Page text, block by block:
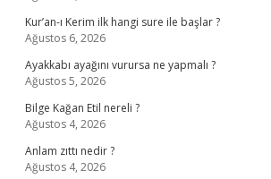
Kur’an-ı Kerim ilk hangi sure ile başlar ?
Ağustos 6, 2026
Ayakkabı ayağını vurursa ne yapmalı ?
Ağustos 5, 2026
Bilge Kağan Etil nereli ?
Ağustos 4, 2026
Anlam zıttı nedir ?
Ağustos 4, 2026